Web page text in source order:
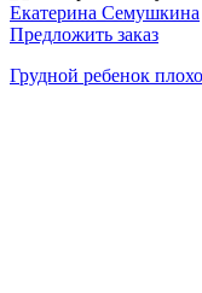
Екатерина Семушкина
Предложить заказ
Грудной ребенок